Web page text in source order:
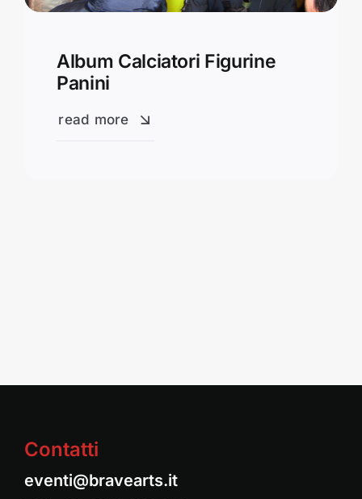
Album Calciatori Figurine
Panini
read more
Contatti
eventi@bravearts.it